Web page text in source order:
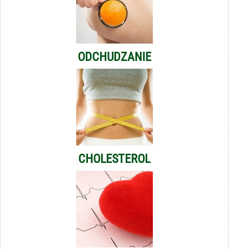
ODCHUDZANIE
CHOLESTEROL